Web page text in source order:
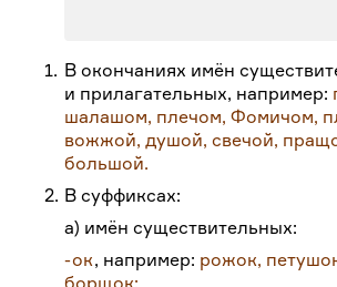
1. В окончаниях имён
и прилагательных, например:
шалашом, плечом, Фомичом,
вожжой, душой, свечой,
большой.
2. В суффиксах:
а) имён существительных:
-ок, например: рожок,
борщок;